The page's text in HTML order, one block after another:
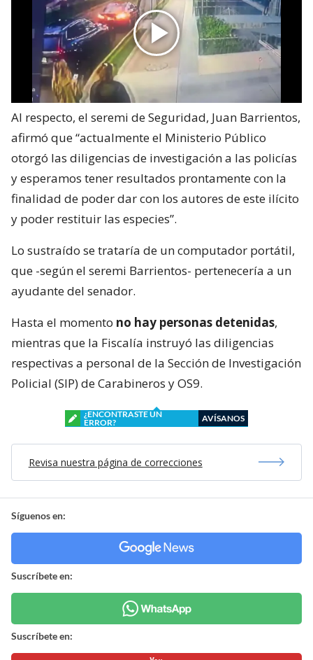
Al respecto, el seremi de Seguridad, Juan Barrientos,
afirmó que “actualmente el Ministerio Público
otorgó las diligencias de investigación a las policías
y esperamos tener resultados prontamente con la
finalidad de poder dar con los autores de este ilícito
y poder restituir las especies”.
Lo sustraído se trataría de un computador portátil,
que -según el seremi Barrientos- pertenecería a un
ayudante del senador.
Hasta el momento no hay personas detenidas,
mientras que la Fiscalía instruyó las diligencias
respectivas a personal de la Sección de Investigación
Policial (SIP) de Carabineros y OS9.
¿ENCONTRASTE UN
ERROR?
AVÍSANOS
Revisa nuestra página de correcciones
Síguenos en:
Suscríbete en:
Suscríbete en: